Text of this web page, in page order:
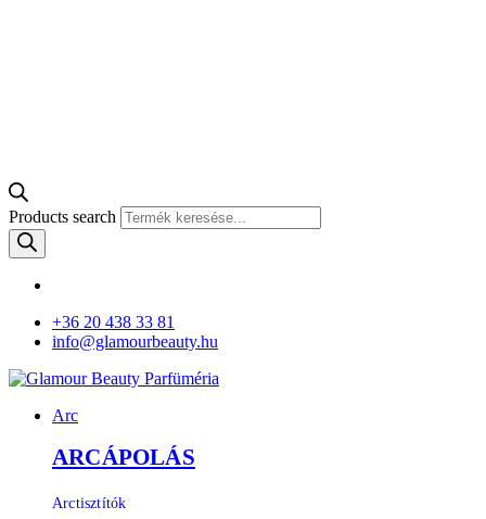
Products search
+36 20 438 33 81
info@glamourbeauty.hu
Arc
ARCÁPOLÁS
Arctisztítók